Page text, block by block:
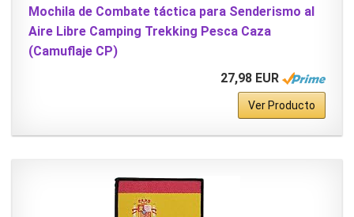
Mochila de Combate táctica para Senderismo al
Aire Libre Camping Trekking Pesca Caza
(Camuflaje CP)
27,98 EUR
Ver Producto